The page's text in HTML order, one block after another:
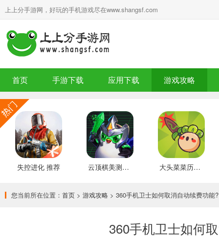
上上分手游网，好玩的手机游戏尽在www.shangsf.com
首页 手游下载 应用下载 游戏攻略
失控进化 推荐 云顶棋美测服 最新版 大头菜菜历险记 好玩的
您当前所在位置： 首页 > 游戏攻略 > 360手机卫士如何取消自动续费功能?
360手机卫士如何